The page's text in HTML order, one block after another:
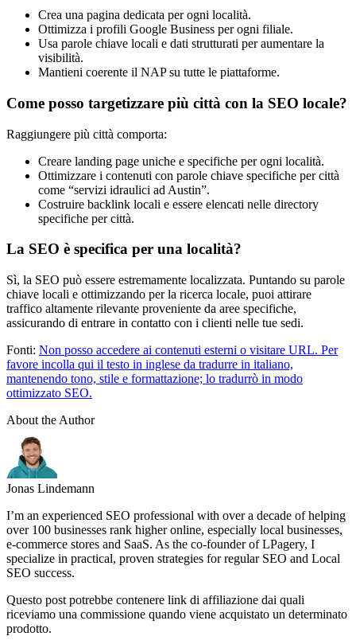
Crea una pagina dedicata per ogni località.
Ottimizza i profili Google Business per ogni filiale.
Usa parole chiave locali e dati strutturati per aumentare la
visibilità.
Mantieni coerente il NAP su tutte le piattaforme.
Come posso targetizzare più città con la SEO locale?
Raggiungere più città comporta:
Creare landing page uniche e specifiche per ogni località.
Ottimizzare i contenuti con parole chiave specifiche per città
come “servizi idraulici ad Austin”.
Costruire backlink locali e essere elencati nelle directory
specifiche per città.
La SEO è specifica per una località?
Sì, la SEO può essere estremamente localizzata. Puntando su parole
chiave locali e ottimizzando per la ricerca locale, puoi attirare
traffico altamente rilevante proveniente da aree specifiche,
assicurando di entrare in contatto con i clienti nelle tue sedi.
Fonti: Non posso accedere ai contenuti esterni o visitare URL. Per
favore incolla qui il testo in inglese da tradurre in italiano,
mantenendo tono, stile e formattazione; lo tradurrò in modo
ottimizzato SEO.
About the Author
Jonas Lindemann
I’m an experienced SEO professional with over a decade of helping
over 100 businesses rank higher online, especially local businesses,
e-commerce stores and SaaS. As the co-founder of LPagery, I
specialize in practical, proven strategies for regular SEO and Local
SEO success.
Questo post potrebbe contenere link di affiliazione dai quali
riceviamo una commissione quando viene acquistato un determinato
prodotto.